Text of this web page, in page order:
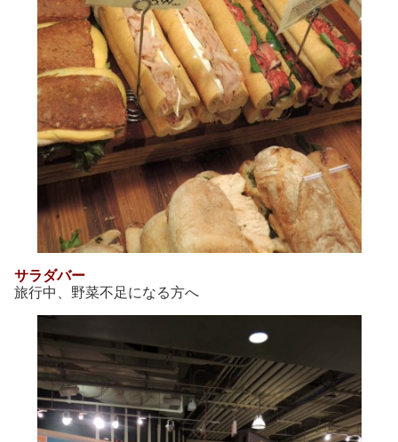
サラダバー
旅行中、野菜不足になる方へ